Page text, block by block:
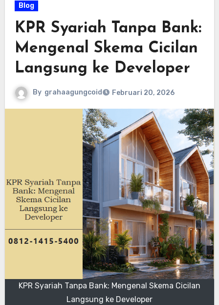
Blog
KPR Syariah Tanpa Bank:
Mengenal Skema Cicilan
Langsung ke Developer
By grahaagungcoid Februari 20, 2026
KPR Syariah Tanpa Bank: Mengenal Skema Cicilan
Langsung ke Developer